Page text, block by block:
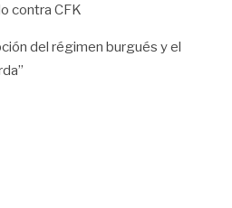
contra CFK
del régimen burgués y el